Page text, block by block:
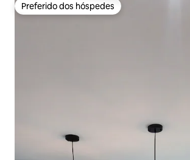
Preferido dos hóspedes
Preferido dos hóspedes